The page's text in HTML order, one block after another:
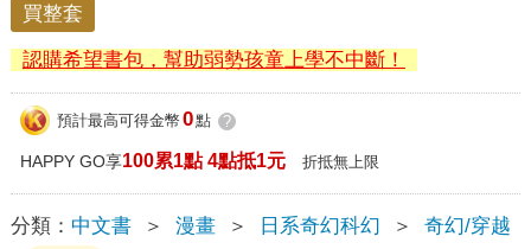
買整套
認購希望書包，幫助弱勢孩童上學不中斷！
預計最高可得金幣 0點 ?
HAPPY GO享100累1點 4點抵1元 折抵無上限
分類： 中文書 ＞ 漫畫 ＞ 日系奇幻科幻 ＞ 奇幻/穿越